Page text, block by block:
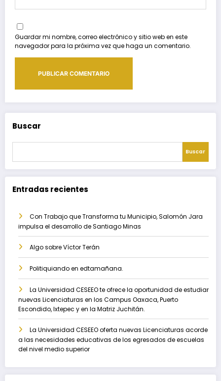
Guardar mi nombre, correo electrónico y sitio web en este
navegador para la próxima vez que haga un comentario.
Buscar
Buscar
Entradas recientes
Con Trabajo que Transforma tu Municipio, Salomón Jara
impulsa el desarrollo de Santiago Minas
Algo sobre Víctor Terán
Politiquiando en edtamañana.
La Universidad CESEEO te ofrece la oportunidad de estudiar
nuevas Licenciaturas en los Campus Oaxaca, Puerto
Escondido, Ixtepec y en la Matriz Juchitán.
La Universidad CESEEO oferta nuevas Licenciaturas acorde
a las necesidades educativas de los egresados de escuelas
del nivel medio superior